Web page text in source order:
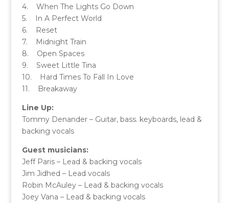
4. When The Lights Go Down
5. In A Perfect World
6. Reset
7. Midnight Train
8. Open Spaces
9. Sweet Little Tina
10. Hard Times To Fall In Love
11. Breakaway
Line Up:
Tommy Denander – Guitar, bass. keyboards, lead &
backing vocals
Guest musicians:
Jeff Paris – Lead & backing vocals
Jim Jidhed – Lead vocals
Robin McAuley – Lead & backing vocals
Joey Vana – Lead & backing vocals